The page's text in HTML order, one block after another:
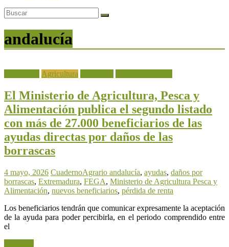
andalucía
Agricultura
El Ministerio de Agricultura, Pesca y
Alimentación publica el segundo listado
con más de 27.000 beneficiarios de las
ayudas directas por daños de las
borrascas
4 mayo, 2026 CuadernoAgrario andalucía, ayudas, daños por
borrascas, Extremadura, FEGA, Ministerio de Agricultura Pesca y
Alimentación, nuevos beneficiarios, pérdida de renta
Los beneficiarios tendrán que comunicar expresamente la aceptación
de la ayuda para poder percibirla, en el periodo comprendido entre
el